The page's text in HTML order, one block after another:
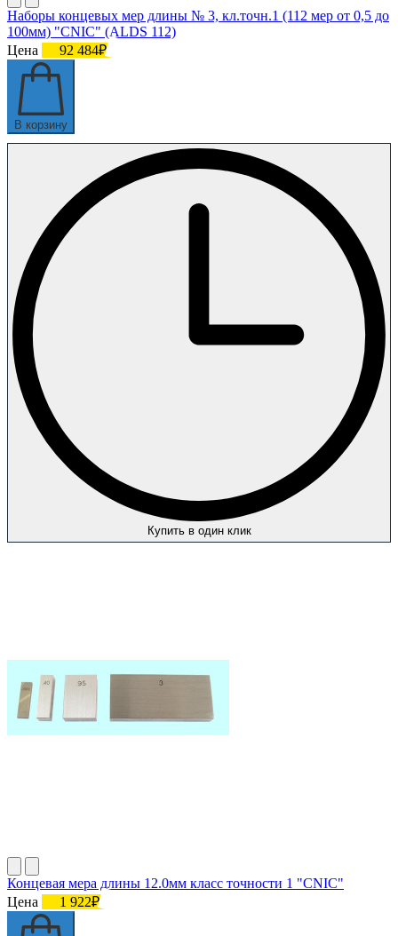
Наборы концевых мер длины № 3, кл.точн.1 (112 мер от 0,5 до
100мм) "CNIC" (ALDS 112)
Цена
92 484₽
В корзину
Купить в один клик
Концевая мера длины 12.0мм класс точности 1 "CNIC"
Цена
1 922₽